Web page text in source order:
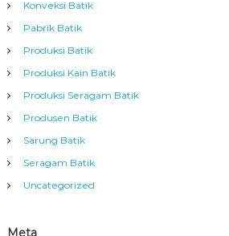
Konveksi Batik
Pabrik Batik
Produksi Batik
Produksi Kain Batik
Produksi Seragam Batik
Produsen Batik
Sarung Batik
Seragam Batik
Uncategorized
Meta